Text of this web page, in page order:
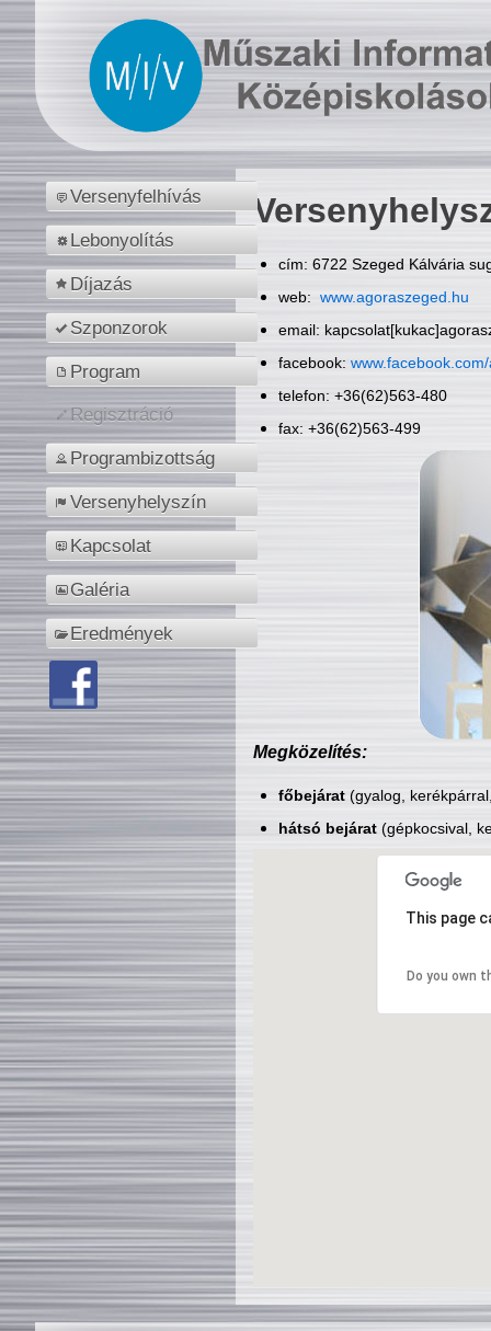
Versenyfelhívás
Lebonyolítás
Díjazás
Szponzorok
Program
Regisztráció
Programbizottság
Versenyhelyszín
Kapcsolat
Galéria
Eredmények
cím: 6722 Szeged Kálvária
web: www.agoraszeged.hu
email:
facebook:
telefon: +36(62)563-480
fax: +36(62)563-499
Megközelítés:
főbejárat(gyalog,
hátsó bejárat(gépkocsival,
This page
Do you own